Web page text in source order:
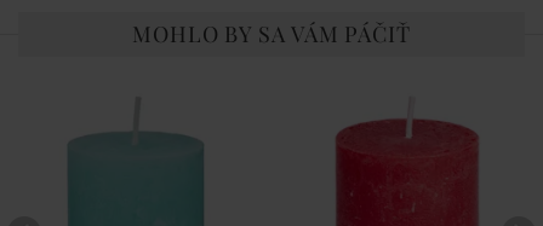
MOHLO BY SA VÁM PÁČIŤ